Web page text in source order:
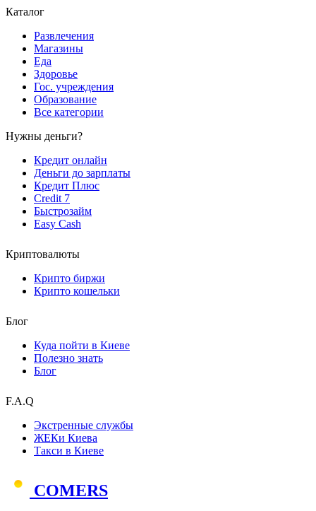
Каталог
Развлечения
Магазины
Еда
Здоровье
Гос. учреждения
Образование
Все категории
Нужны деньги?
Кредит онлайн
Деньги до зарплаты
Кредит Плюс
Credit 7
Быстрозайм
Easy Cash
Криптовалюты
Крипто биржи
Крипто кошельки
Блог
Куда пойти в Киеве
Полезно знать
Блог
F.A.Q
Экстренные службы
ЖЕКи Киева
Такси в Киеве
COMERS